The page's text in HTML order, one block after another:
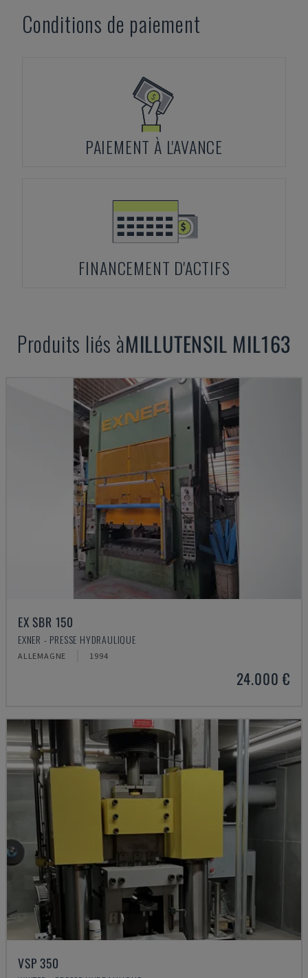
Conditions de paiement
PAIEMENT À L'AVANCE
FINANCEMENT D'ACTIFS
Produits liés àMILLUTENSIL MIL163
EX SBR 150
EXNER - PRESSE HYDRAULIQUE
ALLEMAGNE 1994
24.000 €
VSP 350